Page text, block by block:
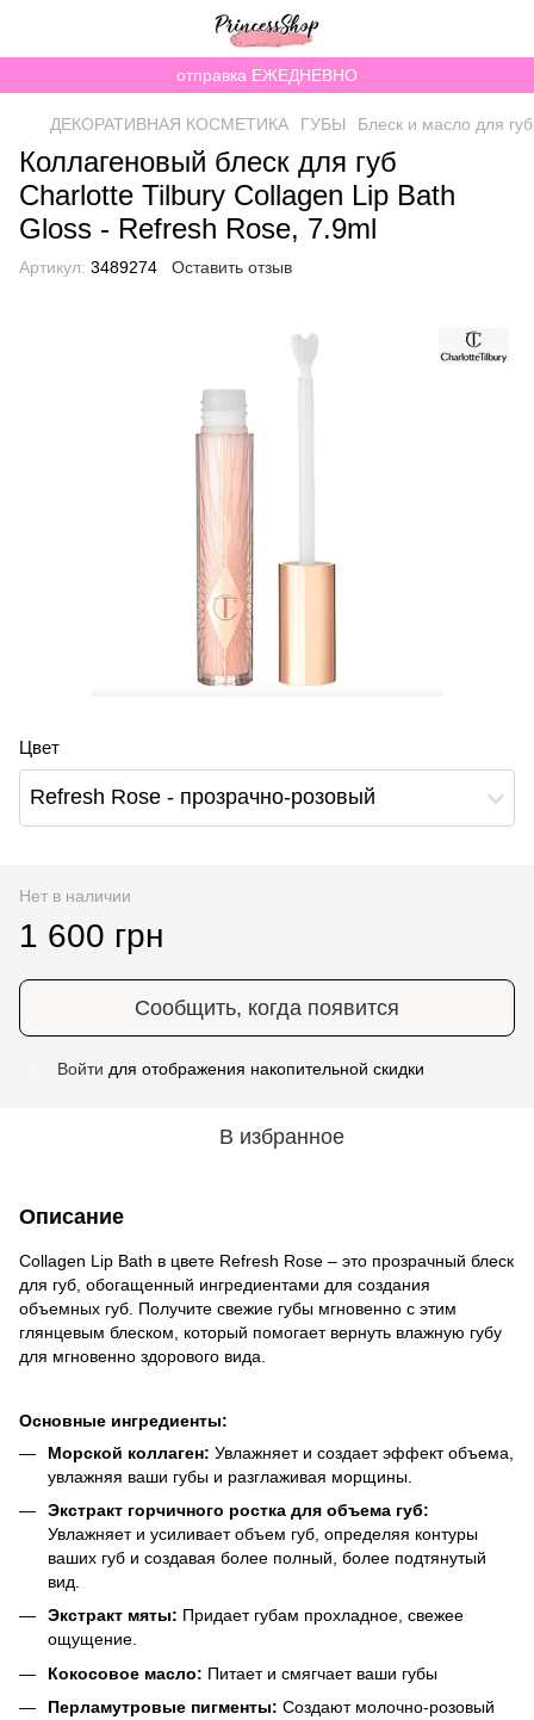
отправка ЕЖЕДНЕВНО
ДЕКОРАТИВНАЯ КОСМЕТИКА ГУБЫ Блеск и масло для губ
Коллагеновый блеск для губ
Charlotte Tilbury Collagen Lip Bath
Gloss - Refresh Rose, 7.9ml
Артикул: 3489274 Оставить отзыв
Цвет
Refresh Rose - прозрачно-розовый
Нет в наличии
1 600 грн
Сообщить, когда появится
Войти для отображения накопительной скидки
В избранное
Описание
Collagen Lip Bath в цвете Refresh Rose – это прозрачный блеск
для губ, обогащенный ингредиентами для создания
объемных губ. Получите свежие губы мгновенно с этим
глянцевым блеском, который помогает вернуть влажную губу
для мгновенно здорового вида.
Основные ингредиенты:
Морской коллаген: Увлажняет и создает эффект объема,
увлажняя ваши губы и разглаживая морщины.
Экстракт горчичного ростка для объема губ:
Увлажняет и усиливает объем губ, определяя контуры
ваших губ и создавая более полный, более подтянутый
вид.
Экстракт мяты: Придает губам прохладное, свежее
ощущение.
Кокосовое масло: Питает и смягчает ваши губы
Перламутровые пигменты: Создают молочно-розовый